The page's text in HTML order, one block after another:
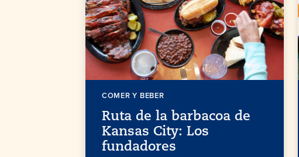
COMER Y BEBER
Ruta de la barbacoa de
Kansas City: Los
fundadores